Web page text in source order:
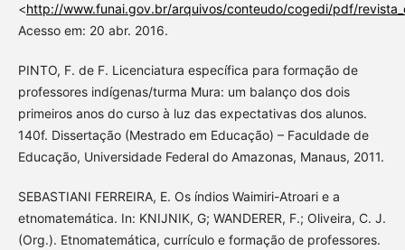
<http://www.funai.gov.br/arquivos/conteudo/cogedi/pdf/
Acesso em: 20 abr. 2016.
PINTO, F. de F. Licenciatura específica para formação de
professores indígenas/turma Mura: um balanço dos dois
primeiros anos do curso à luz das expectativas dos alunos.
140f. Dissertação (Mestrado em Educação) – Faculdade de
Educação, Universidade Federal do Amazonas, Manaus, 2011.
SEBASTIANI FERREIRA, E. Os índios Waimiri-Atroari e a
etnomatemática. In: KNIJNIK, G; WANDERER, F.; Oliveira, C. J.
(Org.). Etnomatemática, currículo e formação de professores.